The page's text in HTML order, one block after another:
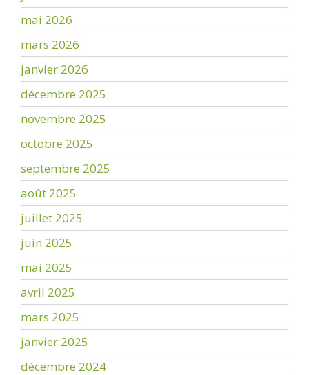
mai 2026
mars 2026
janvier 2026
décembre 2025
novembre 2025
octobre 2025
septembre 2025
août 2025
juillet 2025
juin 2025
mai 2025
avril 2025
mars 2025
janvier 2025
décembre 2024